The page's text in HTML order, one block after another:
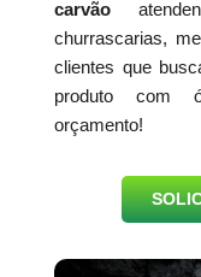
carvão
churrascarias,
clientes que
produto com
orçamento!